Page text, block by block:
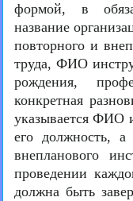
формой, в
название
повторного и
труда, ФИО
рождения,
конкретная
указывается ФИО
его должность,
внепланового
проведении
должна быть